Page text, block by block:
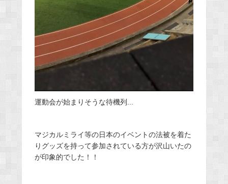
運動会が始まりそうな待機列...
マジカルミライ等の日本のイベントの法被を着た
りグッズを持って参加されている方が沢山いたの
が印象的でした！！